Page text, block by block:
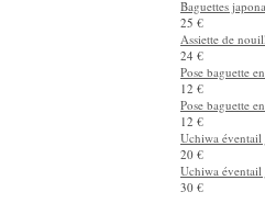
Cuillère à
12 €
Baguettes
15 €
Baguettes
15 €
Baguettes
25 €
Assiette de
24 €
Pose baguette
12 €